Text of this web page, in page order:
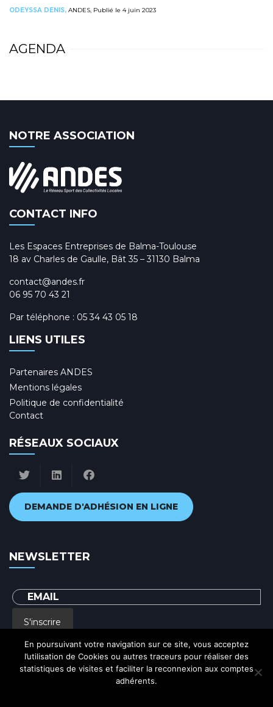
ODEYSSA DENIS, ANDES, Publié le 4 juin 2023
AGENDA
NOTRE ASSOCIATION
CONTACT INFO
Les Espaces Entreprises de Balma-Toulouse
18 av Charles de Gaulle, Bât 35 – 31130 Balma
contact@andes.fr
06 95 70 43 21
Par téléphone : 05 34 43 05 18
LIENS UTILES
Partenaires ANDES
Mentions légales
Politique de confidentialité
Contact
RÉSEAUX SOCIAUX
DEMANDE D'ADHÉSION EN LIGNE
NEWSLETTER
S'inscrire
En renseignant votre adresse email, vous acceptez de recevoir par courrier
electronique notre lettre d'information et vous prenez connaissance de notre
En poursuivant votre navigation sur ce site, vous acceptez
l’utilisation de Cookies ou autres traceurs pour réaliser des
statistiques de visites et faciliter la reconnexion aux comptes
adhérents.